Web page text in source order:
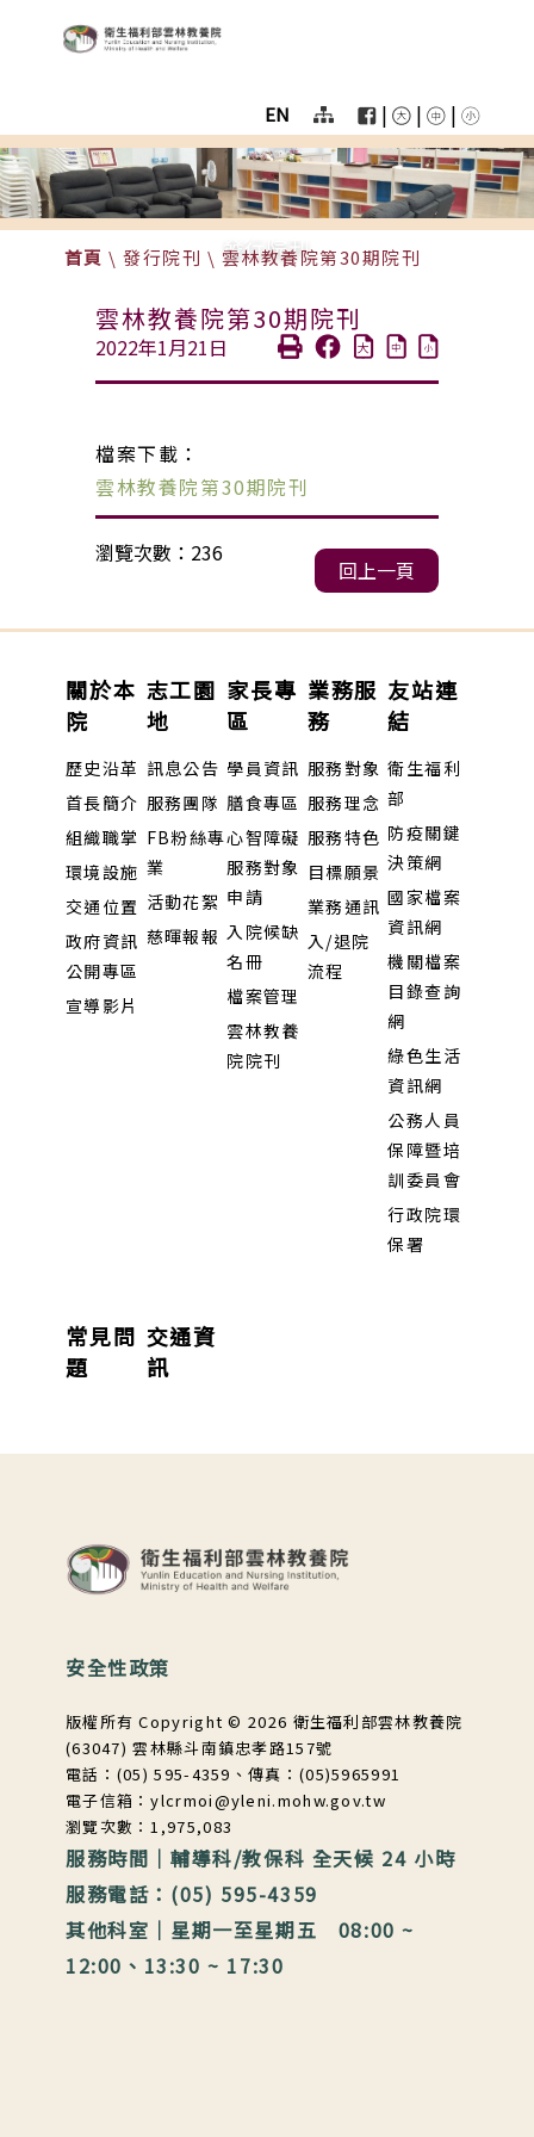
跳至主要區塊
衛生福利部雲林教養院
menu
EN | |
|
Homepage
menu
color
發行院刊
首頁 \ 發行院刊 \ 雲林教養院第30期院刊
雲林教養院第30期院刊
2022年1月21日
檔案下載：
雲林教養院第30期院刊
瀏覽次數：236
回上一頁
關於本
院
歷史沿革
首長簡介
組織職掌
環境設施
交通位置
政府資訊
公開專區
宣導影片
志工園
地
訊息公告
服務團隊
FB粉絲專
業
活動花絮
慈暉報報
家長專
區
學員資訊
膳食專區
心智障礙
服務對象
申請
入院候缺
名冊
檔案管理
雲林教養
院院刊
業務服
務
服務對象
服務理念
服務特色
目標願景
業務通訊
入/退院
流程
友站連
結
衛生福利
部
防疫關鍵
決策網
國家檔案
資訊網
機關檔案
目錄查詢
網
綠色生活
資訊網
公務人員
保障暨培
訓委員會
行政院環
保署
常見問
題
交通資
訊
安全性政策
版權所有 Copyright © 2026 衛生福利部雲林教養院
(63047) 雲林縣斗南鎮忠孝路157號
電話：(05) 595-4359、傳真：(05)5965991
電子信箱：ylcrmoi@yleni.mohw.gov.tw
瀏覽次數：1,975,083
服務時間｜輔導科/教保科 全天候 24 小時
服務電話：(05) 595-4359
其他科室｜星期一至星期五 08:00 ~
12:00、13:30 ~ 17:30